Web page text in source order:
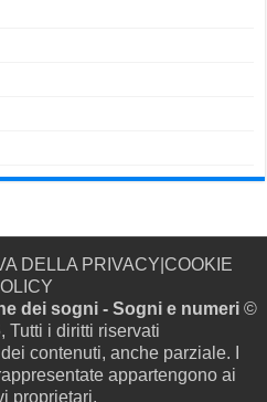
DELLA PRIVACY COOKIE
dei sogni - Sogni e numeri ©
Tutti i diritti riservati
contenuti, anche parziale. I
appartengono ai
proprietari.